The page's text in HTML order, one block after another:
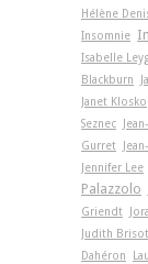
Hélène
Insomnie
Isabelle
Blackburn
Janet Klosko
Seznec
Gurret
Jennifer Lee
Palazzolo
Griendt
Judith
Dahéron